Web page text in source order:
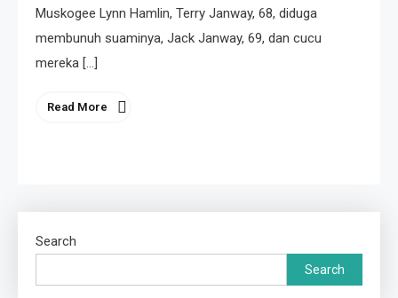
Muskogee Lynn Hamlin, Terry Janway, 68, diduga
membunuh suaminya, Jack Janway, 69, dan cucu
mereka […]
Read More
Search
Search